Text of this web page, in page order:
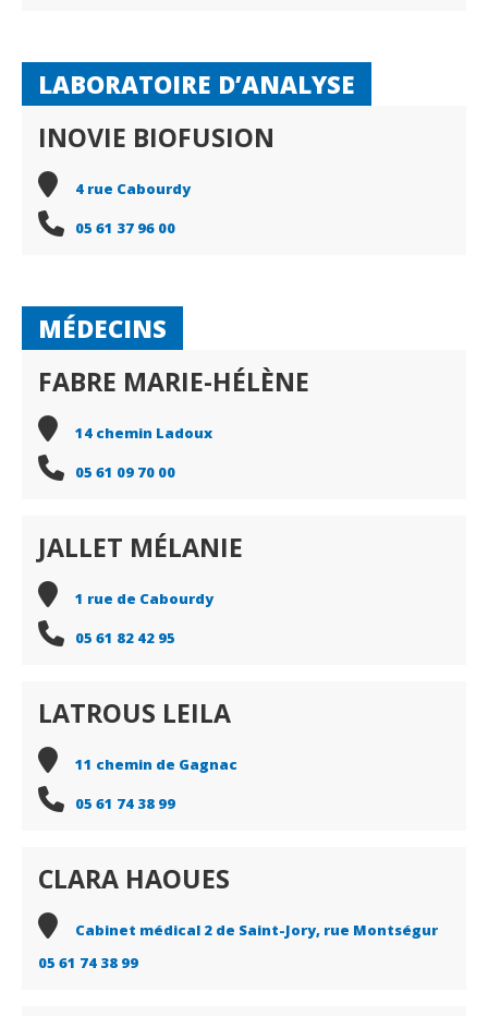
LABORATOIRE D’ANALYSE
INOVIE BIOFUSION
4 rue Cabourdy
05 61 37 96 00
MÉDECINS
FABRE MARIE-HÉLÈNE
14 chemin Ladoux
05 61 09 70 00
JALLET MÉLANIE
1 rue de Cabourdy
05 61 82 42 95
LATROUS LEILA
11 chemin de Gagnac
05 61 74 38 99
CLARA HAOUES
Cabinet médical 2 de Saint-Jory, rue Montségur
05 61 74 38 99